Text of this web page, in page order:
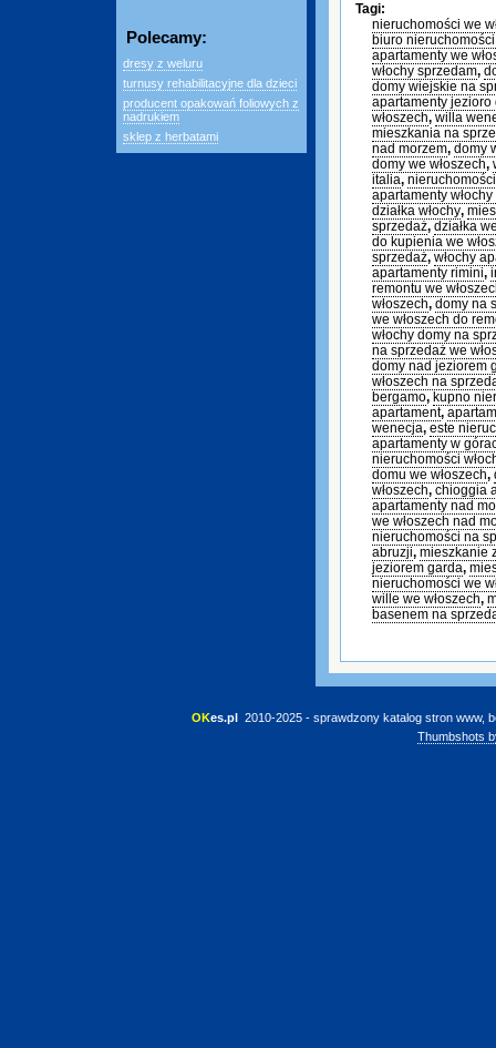
Polecamy:
dresy z weluru
turnusy rehabilitacyjne dla dzieci
producent opakowań foliowych z
nadrukiem
sklep z herbatami
Tagi:
nieruchomości we
biuro
apartamenty we
włochy sprzedam,
domy wiejskie na
apartamenty jezioro
włoszech, willa
mieszkania na
nad morzem, domy
domy we włoszech,
italia,
apartamenty
działka włochy,
sprzedaż, działka
do kupienia we
sprzedaż, włochy
apartamenty rimini,
remontu we
włoszech, domy na
we włoszech do
włochy domy na
na sprzedaż we
domy nad jeziorem
włoszech na
bergamo, kupno
apartament,
wenecja, este
apartamenty w
nieruchomości
domu we włoszech,
włoszech, chioggia
apartamenty nad
we włoszech nad
nieruchomości na
abruzji, mieszkanie
jeziorem garda,
nieruchomości we
wille we włoszech,
basenem na
OKes.pl 2010-2025 - sprawdzony katalog stron www,
Thumbshots